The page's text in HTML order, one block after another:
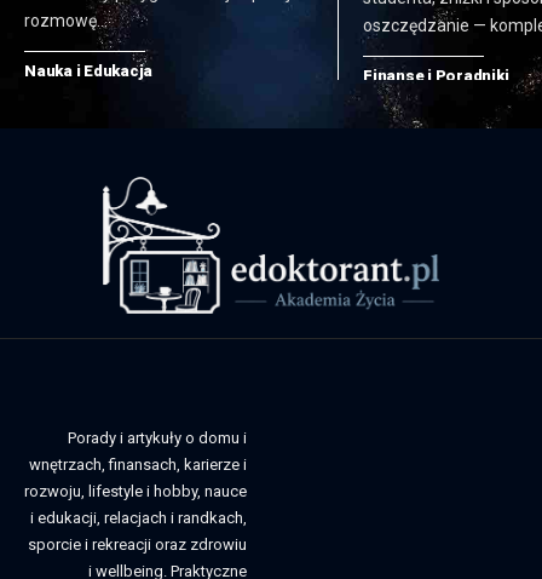
rozmowę…
Nauka i Edukacja
oszczędzanie —
Finanse i Poradniki
Porady i artykuły o domu i
wnętrzach, finansach, karierze i
rozwoju, lifestyle i hobby, nauce
i edukacji, relacjach i randkach,
sporcie i rekreacji oraz zdrowiu
i wellbeing. Praktyczne